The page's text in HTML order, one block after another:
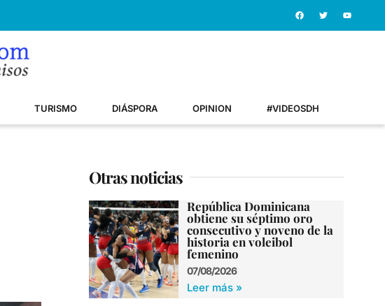
TURISMO DIÁSPORA OPINION #VIDEOSDH
Otras noticias
República Dominicana
obtiene su séptimo oro
consecutivo y noveno de la
historia en voleibol
femenino
07/08/2026
Leer más »